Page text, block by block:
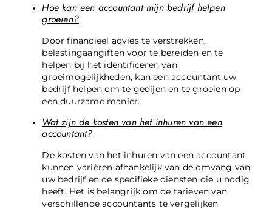
Hoe kan een accountant mijn bedrijf helpen
groeien?
Door financieel advies te verstrekken,
belastingaangiften voor te bereiden en te
helpen bij het identificeren van
groeimogelijkheden, kan een accountant uw
bedrijf helpen om te gedijen en te groeien op
een duurzame manier.
Wat zijn de kosten van het inhuren van een
accountant?
De kosten van het inhuren van een accountant
kunnen variëren afhankelijk van de omvang van
uw bedrijf en de specifieke diensten die u nodig
heeft. Het is belangrijk om de tarieven van
verschillende accountants te vergelijken